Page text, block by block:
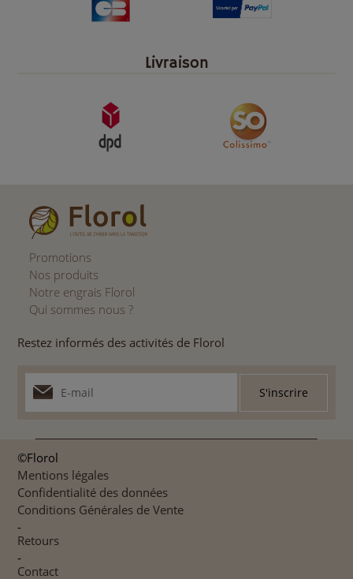
Livraison
Promotions
Nos produits
Notre engrais Florol
Qui sommes nous ?
Restez informés des activités de Florol
©Florol
Mentions légales
Confidentialité des données
Conditions Générales de Vente
-
Retours
-
Contact